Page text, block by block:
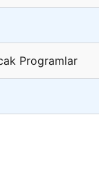
Programlar